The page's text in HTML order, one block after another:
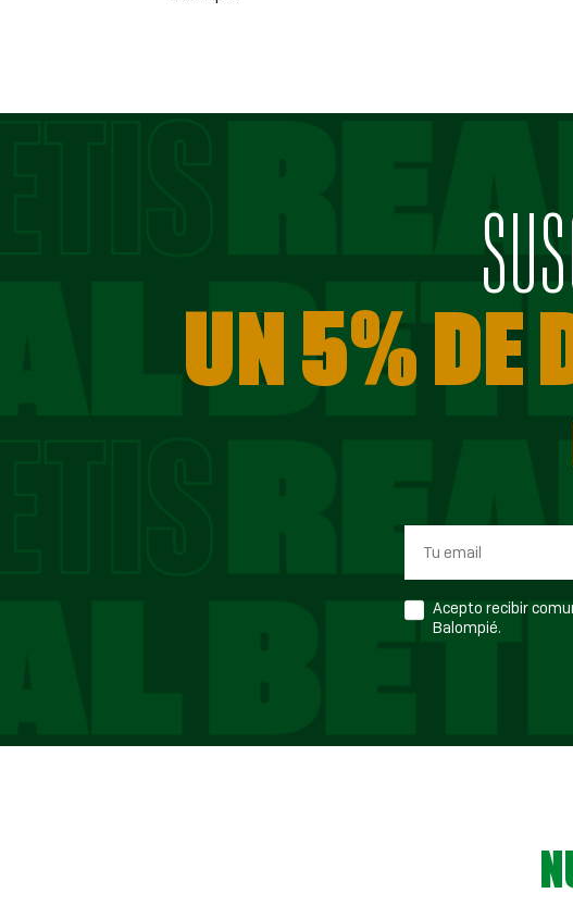
UN 5% DE
Acepto recibir
Balompié.